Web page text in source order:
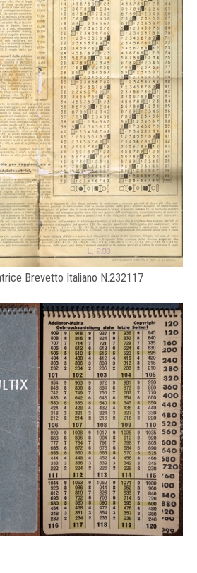
Brevetto Italiano N.232117